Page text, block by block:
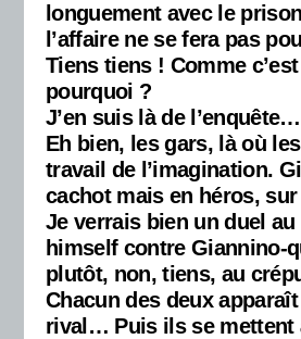
longuement avec le
l’affaire ne se fera pas
Tiens tiens ! Comme
pourquoi ?
J’en suis là de
Eh bien, les gars, là où
travail de l’imagination.
cachot mais en héros,
Je verrais bien un duel
himself contre Giannino-
plutôt, non, tiens, au
Chacun des deux
rival… Puis ils se mettent